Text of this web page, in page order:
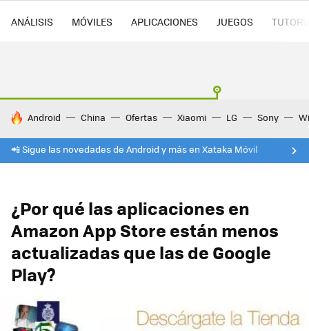
ANÁLISIS MÓVILES APLICACIONES JUEGOS
HOY SE HABLA DE
Android China Ofertas Xiaomi LG Sony
📲 Sigue las novedades de Android y más en Xataka Móvil
¿Por qué las aplicaciones en
Amazon App Store están menos
actualizadas que las de Google
Play?